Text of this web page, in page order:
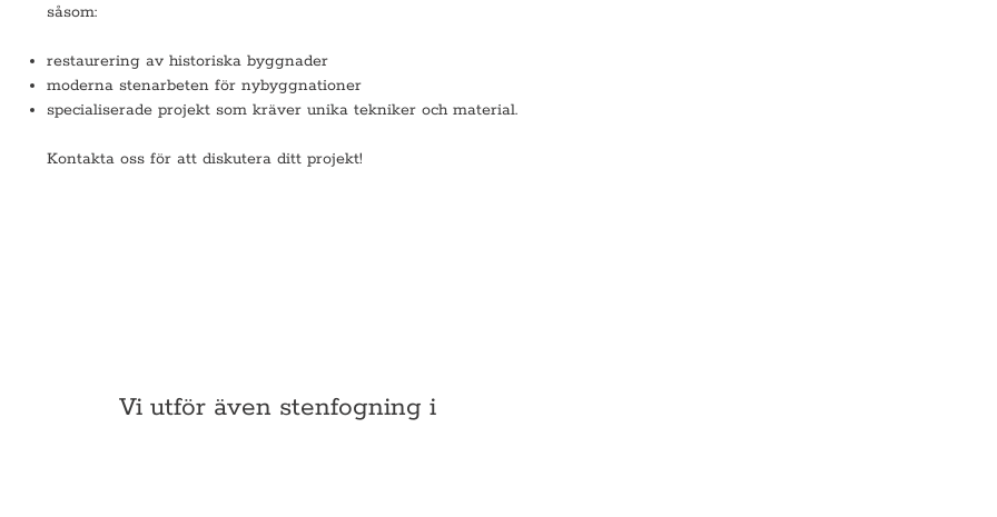
såsom:
restaurering av historiska byggnader
moderna stenarbeten för nybyggnationer
specialiserade projekt som kräver unika tekniker och material.
Kontakta oss för att diskutera ditt projekt!
Vi utför även stenfogning i